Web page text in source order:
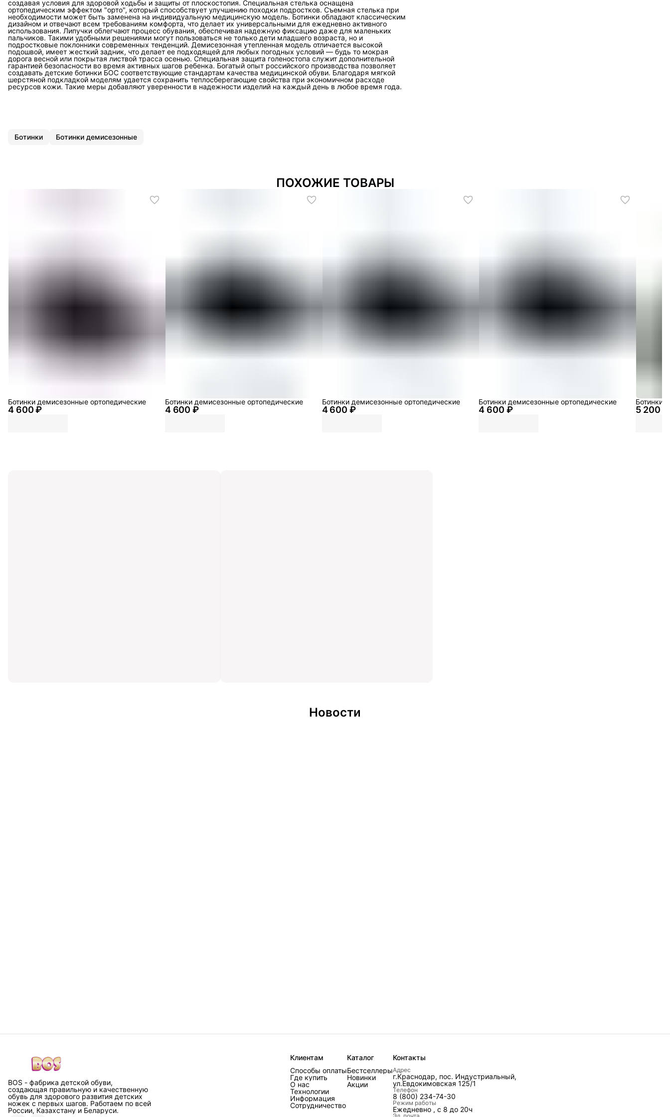
создавая условия для здоровой ходьбы и защиты от плоскостопия. Специальная стелька оснащена
ортопедическим эффектом "орто", который способствует улучшению походки подростков. Съемная стелька при
необходимости может быть заменена на индивидуальную медицинскую модель. Ботинки обладают классическим
дизайном и отвечают всем требованиям комфорта, что делает их универсальными для ежедневно активного
использования. Липучки облегчают процесс обувания, обеспечивая надежную фиксацию даже для маленьких
пальчиков. Такими удобными решениями могут пользоваться не только дети младшего возраста, но и
подростковые поклонники современных тенденций. Демисезонная утепленная модель отличается высокой
подошвой, имеет жесткий задник, что делает ее подходящей для любых погодных условий — будь то мокрая
дорога весной или покрытая листвой трасса осенью. Специальная защита голеностопа служит дополнительной
гарантией безопасности во время активных шагов ребенка. Богатый опыт российского производства позволяет
создавать детские ботинки БОС соответствующие стандартам качества медицинской обуви. Благодаря мягкой
шерстяной подкладкой моделям удается сохранить теплосберегающие свойства при экономичном расходе
ресурсов кожи. Такие меры добавляют уверенности в надежности изделий на каждый день в любое время года.
Ботинки Ботинки демисезонные
ПОХОЖИЕ ТОВАРЫ
4 600 ₽
Ботинки демисезонные ортопедические
4 600 ₽
Ботинки демисезонные ортопедические
4 600 ₽
Ботинки демисезонные ортопедические
4 600 ₽
Ботинки демисезонные ортопедические
5 200 ₽
Ботинки
Новости
BOS - фабрика детской обуви,
создающая правильную и качественную
обувь для здорового развития детских
ножек с первых шагов. Работаем по всей
России, Казахстану и Беларуси.
Клиентам
Способы оплаты
Где купить
О нас
Технологии
Информация
Сотрудничество
Каталог
Бестселлеры
Новинки
Акции
Контакты
Адрес
г.Краснодар, пос. Индустриальный,
ул.Евдокимовская 125/1
Телефон
8 (800) 234-74-30
Режим работы
Ежедневно , с 8 до 20ч